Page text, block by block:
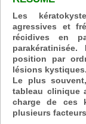
Les
agressives et
récidives en
position par
lésions kystiques.
Le plus
tableau clinique
charge de ces
plusieurs